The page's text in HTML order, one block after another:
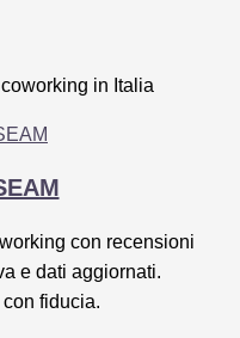
in Italia
con recensioni
e dati aggiornati.
fiducia.